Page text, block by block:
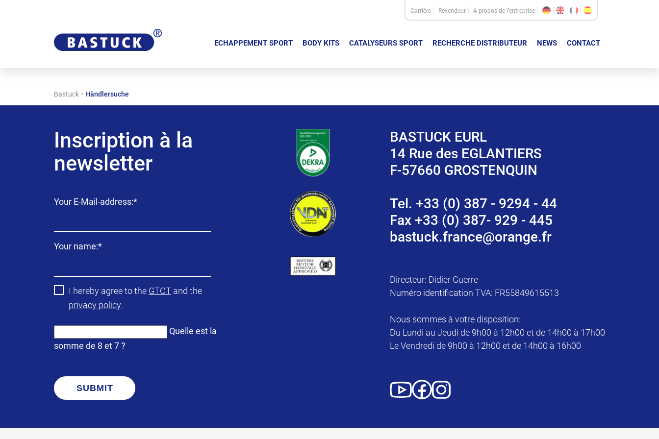
Carrière Revendeur A propos de l’entreprise
ECHAPPEMENT SPORT BODY KITS CATALYSEURS SPORT RECHERCHE DISTRIBUTEUR NEWS CONTACT
Bastuck - Händlersuche
Inscription à la
newsletter
Champ
Your E-Mail-address:*
Champ
Your name:*
I hereby agree to the GTCT and the
privacy policy.
Quelle est la
somme de 8 et 7 ?
SUBMIT
BASTUCK EURL
14 Rue des EGLANTIERS
F-57660 GROSTENQUIN
Tel. +33 (0) 387 - 9294 - 44
Fax +33 (0) 387- 929 - 445
bastuck.france@orange.fr
Directeur: Didier Guerre
Numéro identification TVA: FR55849615513
Nous sommes à votre disposition:
Du Lundi au Jeudi de 9h00 à 12h00 et de 14h00 à 17h00
Le Vendredi de 9h00 à 12h00 et de 14h00 à 16h00